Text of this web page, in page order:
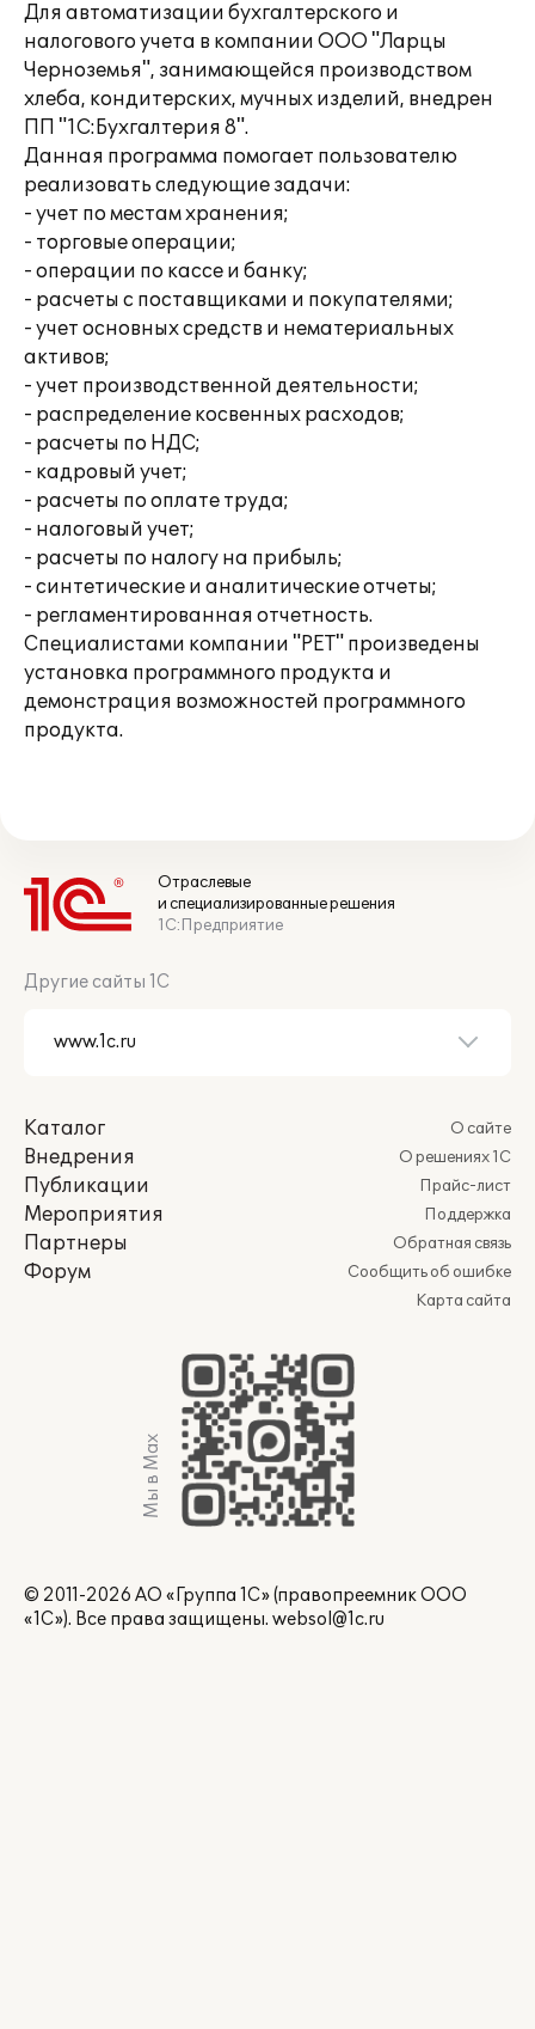
Для автоматизации бухгалтерского и
налогового учета в компании ООО "Ларцы
Черноземья", занимающейся производством
хлеба, кондитерских, мучных изделий, внедрен
ПП "1С:Бухгалтерия 8".
Данная программа помогает пользователю
реализовать следующие задачи:
- учет по местам хранения;
- торговые операции;
- операции по кассе и банку;
- расчеты с поставщиками и покупателями;
- учет основных средств и нематериальных
активов;
- учет производственной деятельности;
- распределение косвенных расходов;
- расчеты по НДС;
- кадровый учет;
- расчеты по оплате труда;
- налоговый учет;
- расчеты по налогу на прибыль;
- синтетические и аналитические отчеты;
- регламентированная отчетность.
Специалистами компании "РЕТ" произведены
установка программного продукта и
демонстрация возможностей программного
продукта.
Отраслевые
и специализированные решения
1С:Предприятие
Другие сайты 1С
Каталог
Внедрения
Публикации
Мероприятия
Партнеры
Форум
О сайте
О решениях 1С
Прайс-лист
Поддержка
Обратная связь
Сообщить об ошибке
Карта сайта
Мы в Max
© 2011-2026 АО «Группа 1С» (правопреемник ООО
«1С»). Все права защищены. websol@1c.ru